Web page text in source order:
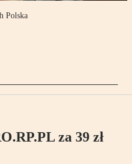
Polska
za 39 zł